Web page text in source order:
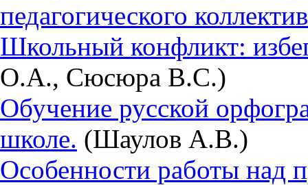
педагогического
Школьный конфликт:
О.А., Сюсюра В.С.)
Обучение русской
школе. (Шаулов А.В.)
Особенности работы над